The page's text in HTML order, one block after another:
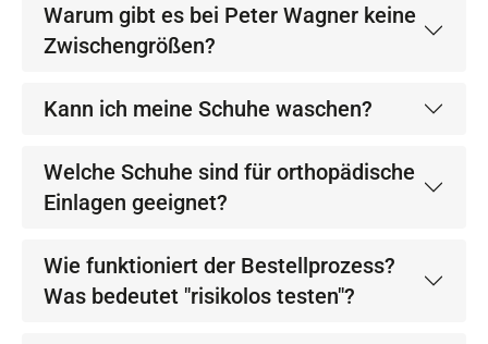
Warum gibt es bei Peter Wagner keine
Zwischengrößen?
Kann ich meine Schuhe waschen?
Welche Schuhe sind für orthopädische
Einlagen geeignet?
Wie funktioniert der Bestellprozess?
Was bedeutet "risikolos testen"?